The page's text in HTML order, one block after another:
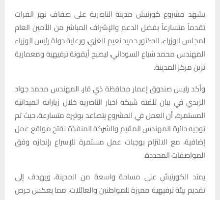
يشهد مشروع كورنيش مدينة الناصرية على ضفاف نهر الفرات
تقدماً متسارعاً بفضل الدعم والإشراف المباشر من الأمين العام
لمجلس الوزراء، الدكتور حميد نعيم الغزي، ورعاية دولة رئيس الوزراء
المهندس محمد شياع السوداني، ليصبح أيقونة ترفيهية ومعمارية
تزين مركز المدينة.
وأكد رئيس صندوق إعمار محافظة ذي قار، المهندس محمد جواد
الزيدي في بيان تلقته شبكة اخبار الناصرية خلال زياراته الميدانية
المستمرة، أن العمل في المشروع يتصاعد بوتيرة متسارعة، حيث تم
توجيه دائرة المهندس المقيم والشركة المنفذة لفتح مواقع عمل
إضافية، مع الالتزام بوجبات عمل مستمرة للإسراع بإنجازه وفق
المواصفات المحددة.
يمتد الكورنيش على مساحة واسعة من المدينة، ويهدف إلى
تقديم بيئة ترفيهية مميزة للمواطنين والعائلات، مما يعكس حرص